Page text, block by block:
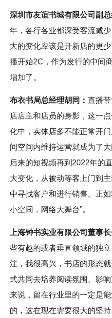
深圳市友谊书城有限公司副总
年，各行各业都深受客流减
大的变化应该是开新店的更
播开始2C，作为发行的中间
增加了。
布衣书局总经理胡同： 直播
店店主和店员的身影，这一
化中，实体店多不能正常开
间空间内维持运营就成为了
后来的短视频再到2022年的
大变化，从被动等客上门到
中寻找客户和进行销售。正
小空间，网络大舞台”。
上海钟书实业有限公司董事长
些有趣的或者垂直领域的独
注，我很高兴，书店的形态
式共同去培养阅读氛围、影
来说，留在行业里的一定是
的，这在现在需要很大的坚持